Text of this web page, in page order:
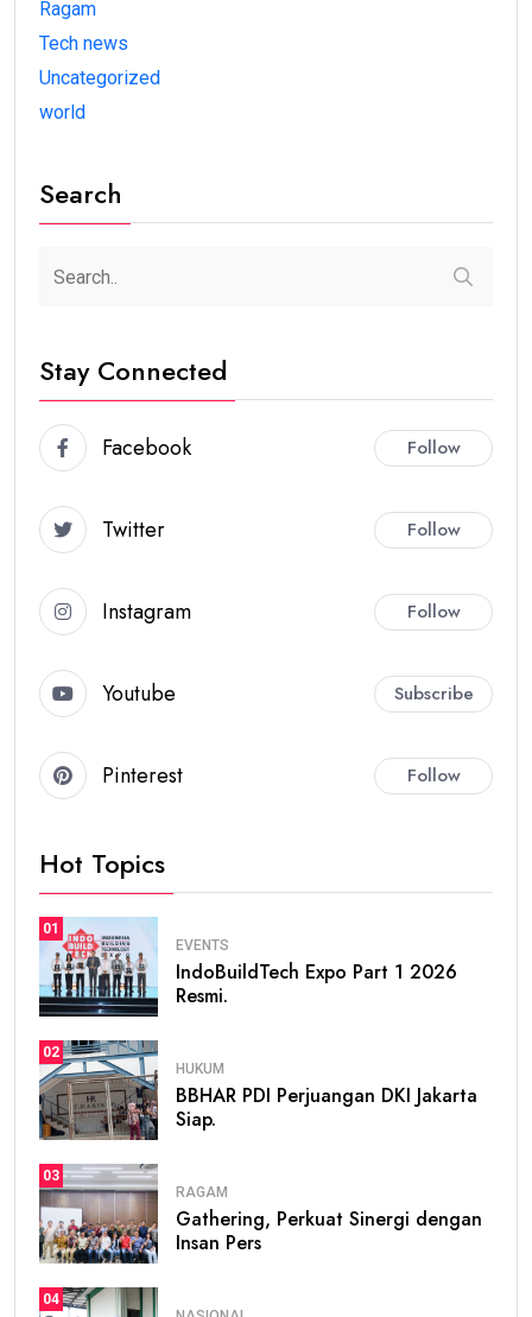
Ragam
Tech news
Uncategorized
world
Search
Stay Connected
Facebook Follow
Twitter Follow
Instagram Follow
Youtube Subscribe
Pinterest Follow
Hot Topics
01
EVENTS
IndoBuildTech Expo Part 1 2026
Resmi.
02
HUKUM
BBHAR PDI Perjuangan DKI Jakarta
Siap.
03
RAGAM
Gathering, Perkuat Sinergi dengan
Insan Pers
04